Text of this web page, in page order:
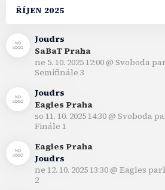
ŘÍJEN 2025
Joudrs
SaBaT Praha
ne 5. 10. 2025 12:00 @ Svoboda
Semifinále 3
Joudrs
Eagles Praha
so 11. 10. 2025 14:30 @ Svoboda
Finále 1
Eagles Praha
Joudrs
ne 12. 10. 2025 13:30 @ Eagles
2